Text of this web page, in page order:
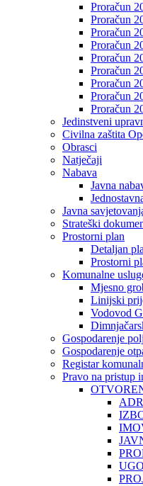
Proračun
Proračun
Proračun
Proračun
Proračun
Proračun
Proračun
Proračun
Proračun
Jedinstveni
Civilna zaštita
Obrasci
Natječaji
Nabava
Javna
Javna
Strateški
Prostorni plan
Detaljan
Prostorni
Komunalne
Mjesno
Linijski
Vodovod
Gospodarenje
Gospodarenje
Registar
Pravo na pristup